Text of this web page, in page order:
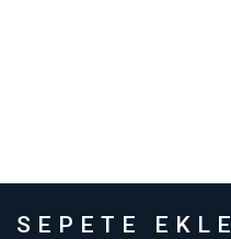
SEPETE EKLE